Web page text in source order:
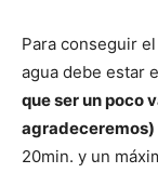
Para conseguir
agua debe estar
que ser un poco
agradeceremos)
20min. y un